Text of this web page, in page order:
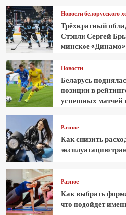
Новости белорусского
Трёхкратный
Стэнли Сергей
минское «Динамо»
Новости
Беларусь
позиции в
успешных матчей
Разное
Как снизить
эксплуатацию
Разное
Как выбрать
что подойдет